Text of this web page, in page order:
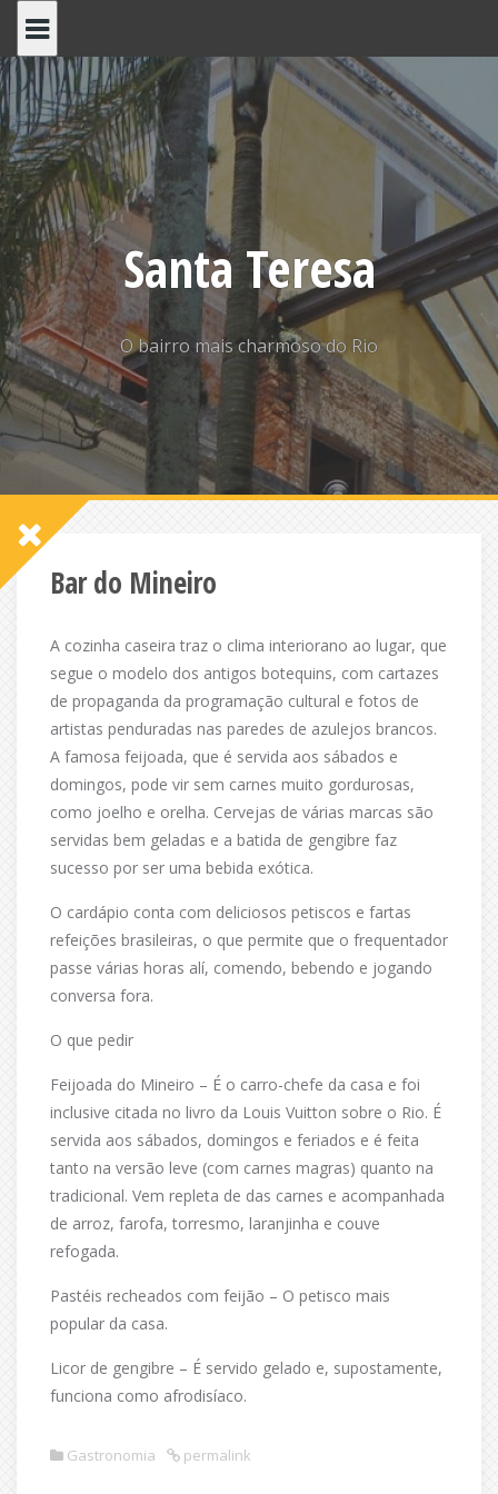
content
Santa Teresa
O bairro mais charmoso do Rio
Bar do Mineiro
A cozinha caseira traz o clima interiorano ao lugar, que
segue o modelo dos antigos botequins, com cartazes
de propaganda da programação cultural e fotos de
artistas penduradas nas paredes de azulejos brancos.
A famosa feijoada, que é servida aos sábados e
domingos, pode vir sem carnes muito gordurosas,
como joelho e orelha. Cervejas de várias marcas são
servidas bem geladas e a batida de gengibre faz
sucesso por ser uma bebida exótica.
O cardápio conta com deliciosos petiscos e fartas
refeições brasileiras, o que permite que o frequentador
passe várias horas alí, comendo, bebendo e jogando
conversa fora.
O que pedir
Feijoada do Mineiro – É o carro-chefe da casa e foi
inclusive citada no livro da Louis Vuitton sobre o Rio. É
servida aos sábados, domingos e feriados e é feita
tanto na versão leve (com carnes magras) quanto na
tradicional. Vem repleta de das carnes e acompanhada
de arroz, farofa, torresmo, laranjinha e couve
refogada.
Pastéis recheados com feijão – O petisco mais
popular da casa.
Licor de gengibre – É servido gelado e, supostamente,
funciona como afrodisíaco.
Gastronomia permalink